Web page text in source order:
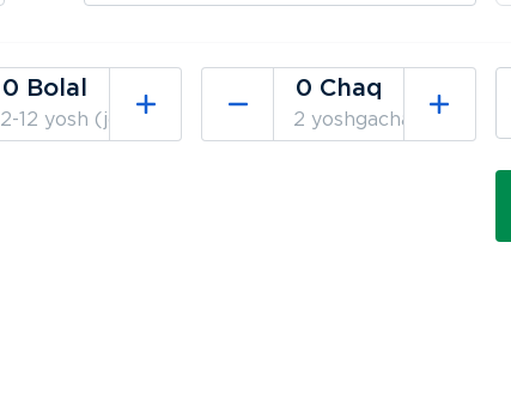
2-12 yosh (joy bilan) 2 yoshgacha (joysiz)